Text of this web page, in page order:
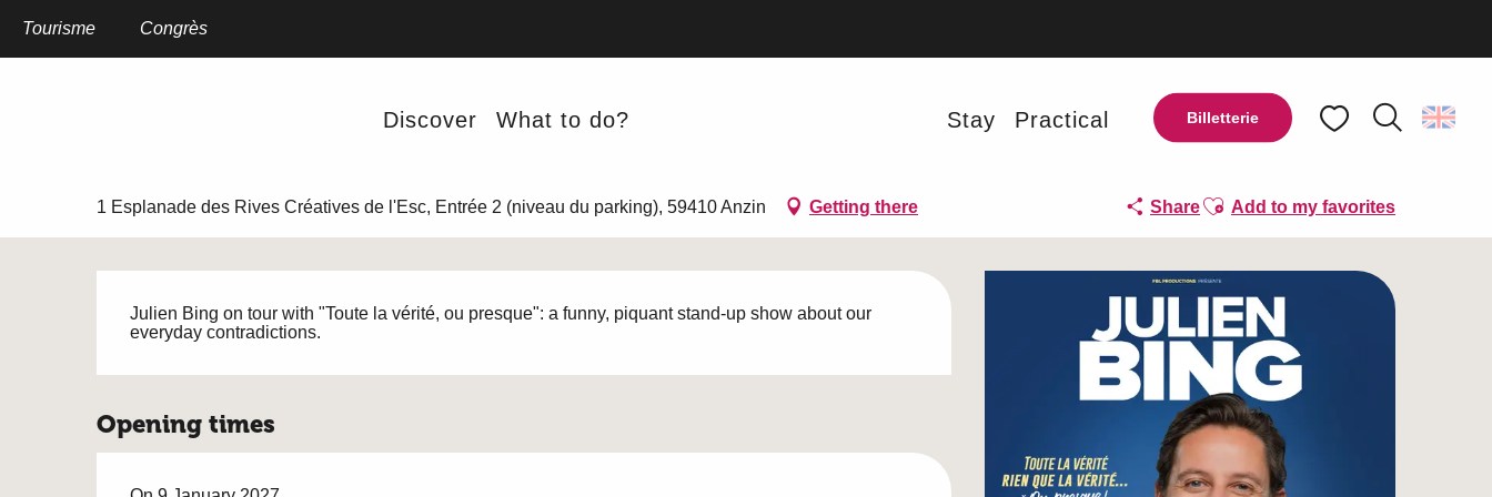
Billetterie
Tourisme Congrès
Discover What to do? Stay Practical
Oneman show Julien Bing à Anzin
Oneman show Julien Bing à Anzin
1 Esplanade des Rives Créatives de l'Esc, Entrée 2 (niveau du parking), 59410 Anzin Getting there ShareAjouter aux favoris
Add to my favorites
Description
Julien Bing on tour with "Toute la vérité, ou presque": a funny, piquant stand-up show about our
everyday contradictions.
Opening times